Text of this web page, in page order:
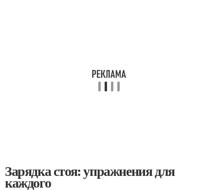
Зарядка стоя: упражнения для
каждого